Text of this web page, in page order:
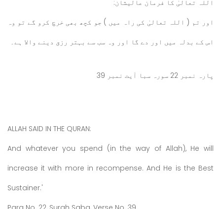
اللہ تعالیٰ کا فرمان عالیشان:
اور تم ( اللہ تعالیٰ کی راہ میں ) جو کچھ بھی خرچ کرو گے تو وہ
اس کے بدلہ میں اور دے گا اور وہ سب سے بہتر رزق دینے والا ہے۔
پارہ نمبر 22 سورہ سبا آیت نمبر 39
ALLAH SAID IN THE QURAN:
And whatever you spend (in the way of Allah), He will
increase it with more in recompense. And He is the Best
Sustainer.'